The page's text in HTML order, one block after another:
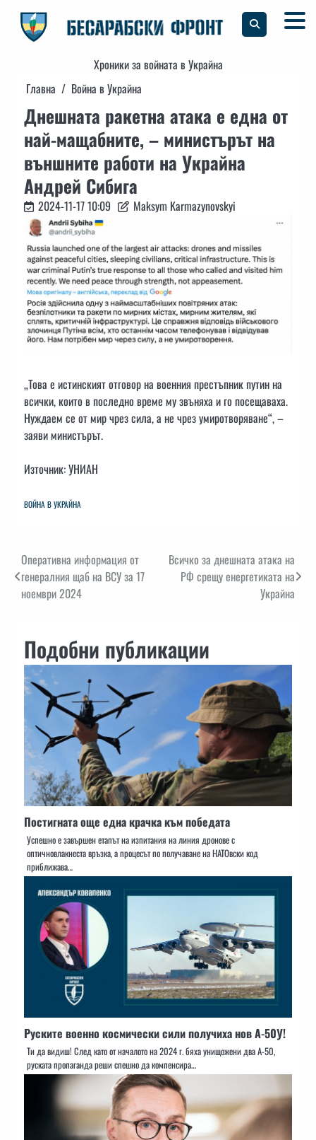
content
Хроники за войната в Украйна
Главна
Война в Украйна
Днешната ракетна атака е една от
най-мащабните, – министърът на
външните работи на Украйна
Андрей Сибига
2024-11-17 10:09 Maksym Karmazynovskyi
„Това е истинският отговор на военния престъпник путин на
всички, които в последно време му звъняха и го посещаваха.
Нуждаем се от мир чрез сила, а не чрез умиротворяване“, –
заяви министърът.
Източник: УНИАН
ВОЙНА В УКРАЙНА
Навигация
Оперативна информация от
генералния щаб на ВСУ за 17
ноември 2024
Всичко за днешната атака на
РФ срещу енергетиката на
Украйна
Подобни публикации
Постигната още една крачка към победата
Успешно е завършен етапът на изпитания на линия дронове с
оптичновлакнеста връзка, а процесът по получаване на НАТОвски код
приближава…
Руските военно космически сили получиха нов А-50У!
Ти да видиш! След като от началото на 2024 г. бяха унищожени два А-50,
руската пропаганда реши спешно да компенсира…